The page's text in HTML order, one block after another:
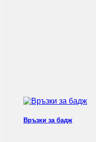
Връзки за бадж